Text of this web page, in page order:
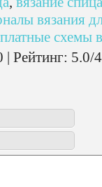
вязания
схемы
| Рейтинг: 5.0/4